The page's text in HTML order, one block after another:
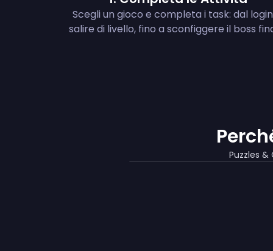
Scegli un gioco e completa i task: dal
salire di livello, fino a sconfiggere il boss
Puzzles